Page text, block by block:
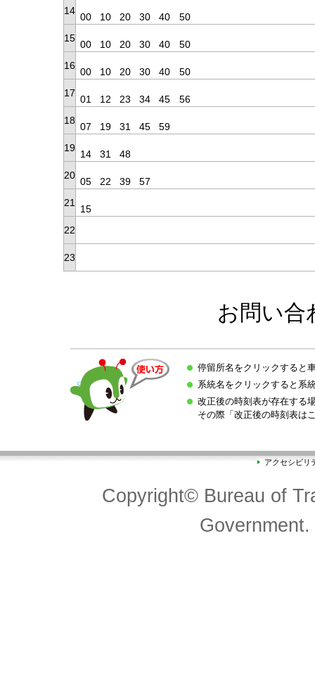
14
00 10 20 30 40
50
15
00 10 20 30 40
50
16
00 10 20 30 40
50
17
01 12 23 34 45
56
18
07 19 31 45
59
19
14 31
48
20
05 22 39
57
21
15
22
23
お問い合
停留所名をクリックすると
系統名をクリックすると系
改正後の時刻表が存在する
その際「改正後の時刻表は
アクセシビリ
Copyright© Bureau of